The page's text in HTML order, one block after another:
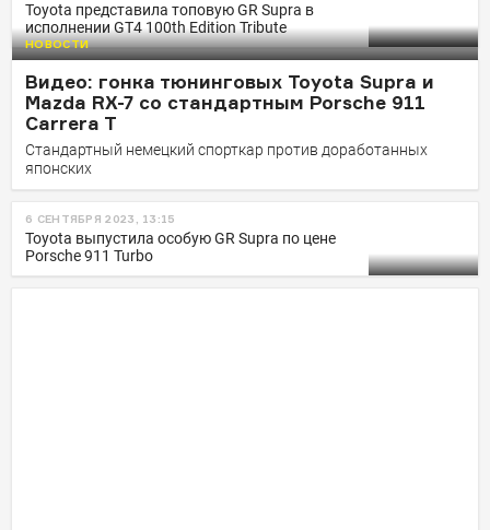
Toyota представила топовую GR Supra в
исполнении GT4 100th Edition Tribute
НОВОСТИ
Видео: гонка тюнинговых Toyota Supra и
Mazda RX-7 со стандартным Porsche 911
Carrera T
Стандартный немецкий спорткар против доработанных
японских
6 СЕНТЯБРЯ 2023, 13:15
Toyota выпустила особую GR Supra по цене
Porsche 911 Turbo